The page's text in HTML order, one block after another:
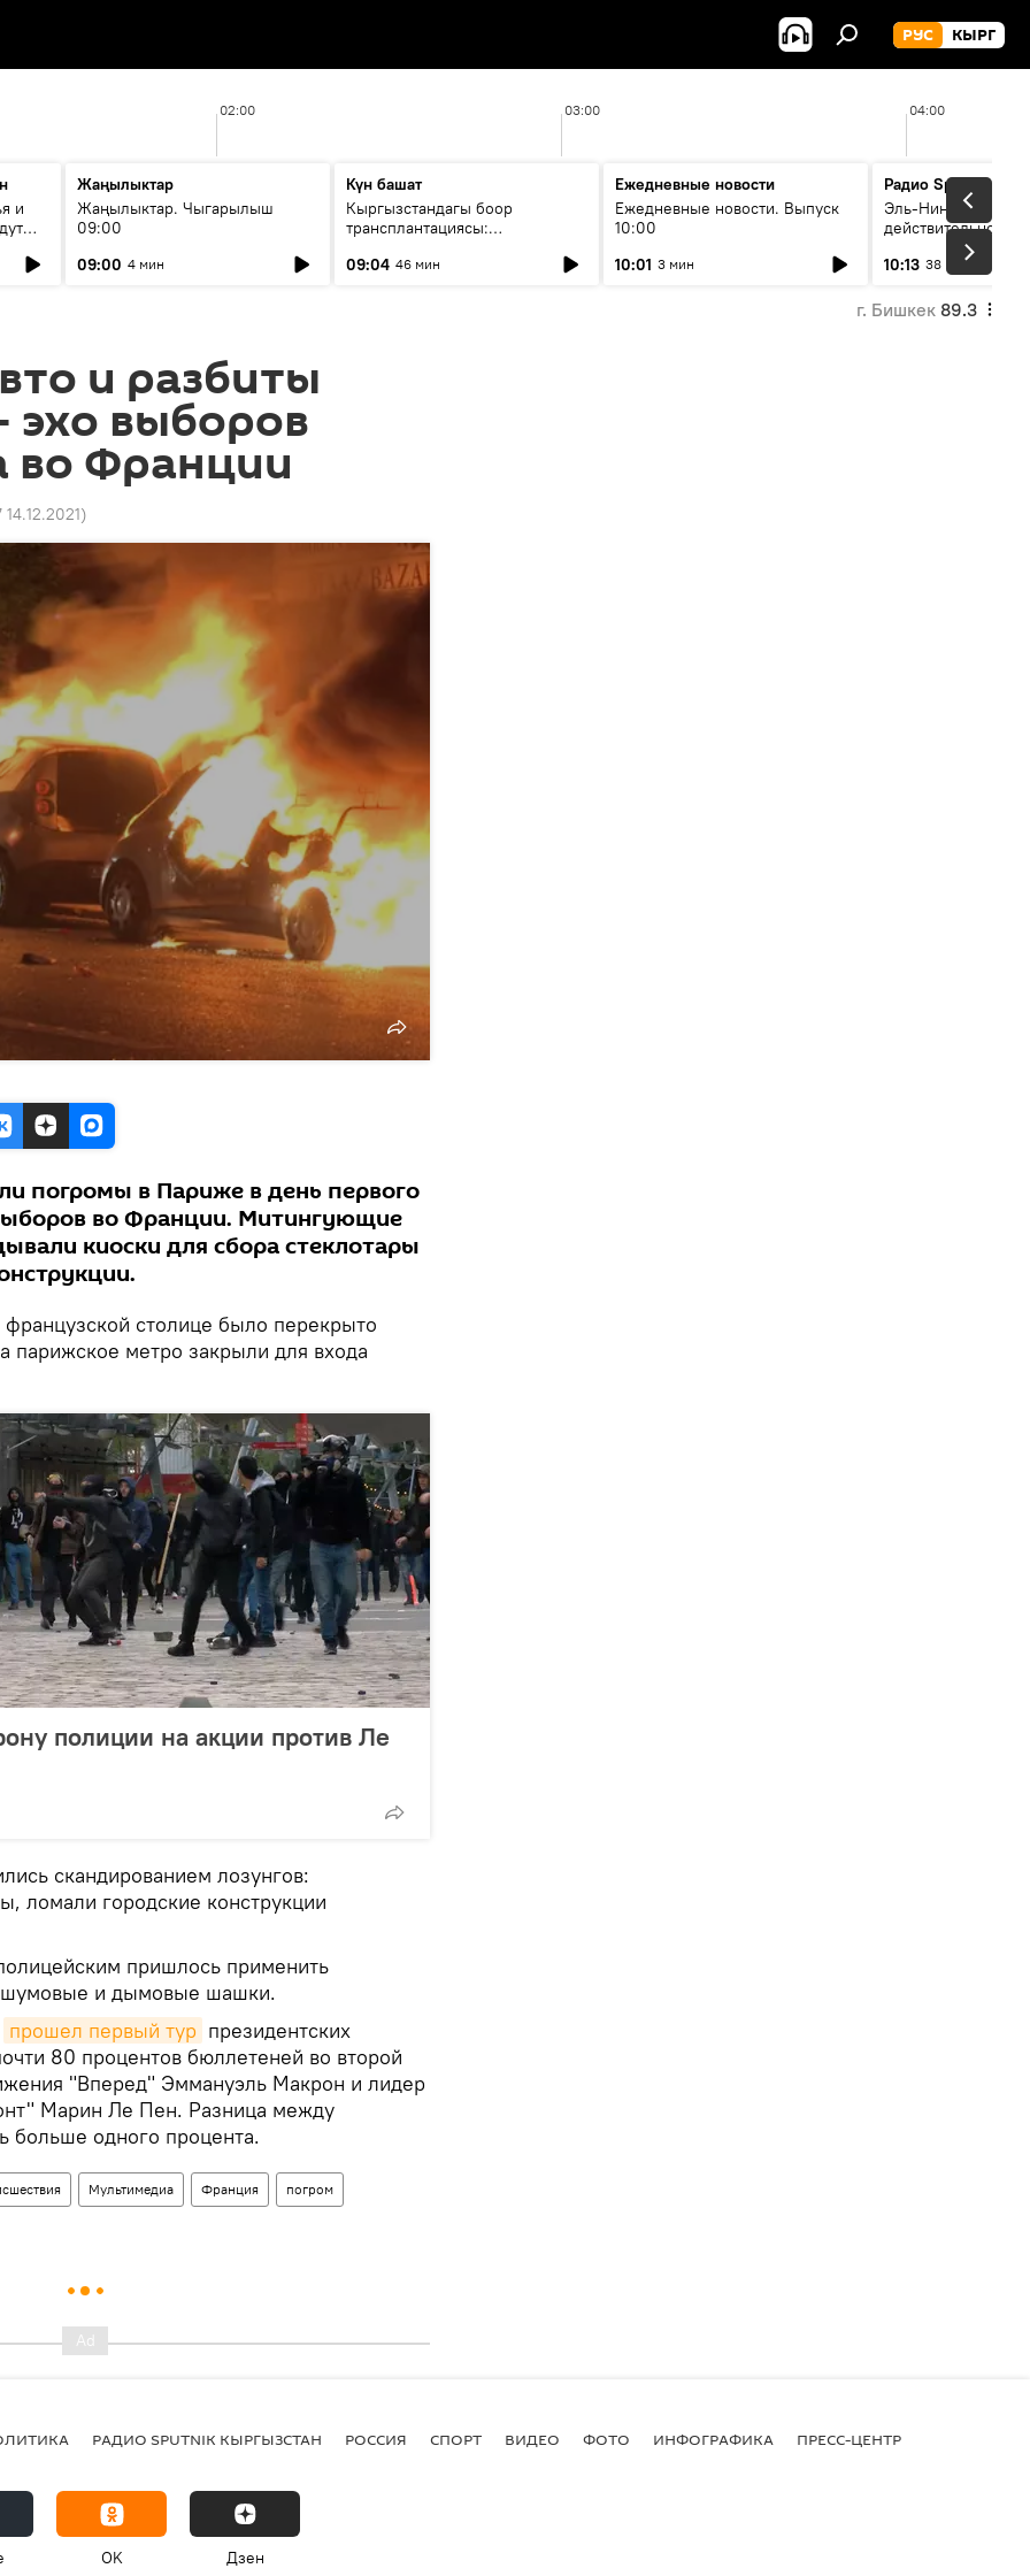
РУС КЫРГ
02:00 03:00 04:00
и
Жаңылыктар
Жаңылыктар. Чыгарылыш
09:00
09:00 4 мин
Күн башат
Кыргызстандагы боор
трансплантациясы:
келечеги
09:04 46 мин
Ежедневные новости
Ежедневные новости. Выпуск
10:00
10:01 3 мин
Радио Sputnik
Эль-Ниньо, жара и
действительно
погоду в
10:13 38 мин
г. Бишкек 89.3
и разбиты
выборов
во Франции
14.12.2021)
погромы в Париже в день первого
во Франции. Митингующие
киоски для сбора стеклотары
столице было перекрыто
парижское метро закрыли для входа
полиции на акции против Ле
скандированием лозунгов:
ломали городские конструкции
пришлось применить
шумовые и дымовые шашки.
прошел первый тур президентских
80 процентов бюллетеней во второй
"Вперед" Эммануэль Макрон и лидер
Марин Ле Пен. Разница между
больше одного процента.
Мультимедиа Франция погром
РАДИО SPUTNIK КЫРГЫЗСТАН РОССИЯ СПОРТ ВИДЕО ФОТО ИНФОГРАФИКА ПРЕСС-ЦЕНТР
OK Дзен